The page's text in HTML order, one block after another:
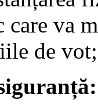
care va
de vot;